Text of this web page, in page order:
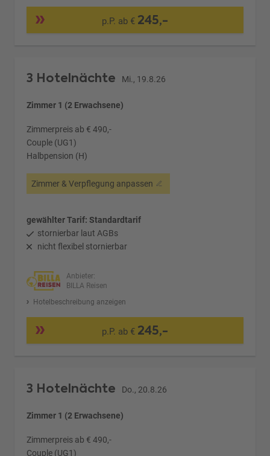
p.P. ab € 245,-
3 Hotelnächte Mi., 19.8.26
Zimmer 1 (2 Erwachsene)
Zimmerpreis ab € 490,-
Couple (UG1)
Halbpension (H)
Zimmer & Verpflegung anpassen
gewählter Tarif: Standardtarif
stornierbar laut AGBs
nicht flexibel stornierbar
Anbieter:
BILLA Reisen
Hotelbeschreibung anzeigen
p.P. ab € 245,-
3 Hotelnächte Do., 20.8.26
Zimmer 1 (2 Erwachsene)
Zimmerpreis ab € 490,-
Couple (UG1)